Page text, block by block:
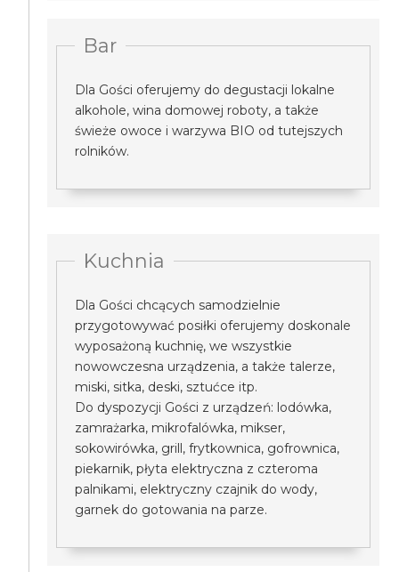
Bar
Dla Gości oferujemy do degustacji lokalne
alkohole, wina domowej roboty, a także
świeże owoce i warzywa BIO od tutejszych
rolników.
Kuchnia
Dla Gości chcących samodzielnie
przygotowywać posiłki oferujemy doskonale
wyposażoną kuchnię, we wszystkie
nowowczesna urządzenia, a także talerze,
miski, sitka, deski, sztućce itp.
Do dyspozycji Gości z urządzeń: lodówka,
zamrażarka, mikrofalówka, mikser,
sokowirówka, grill, frytkownica, gofrownica,
piekarnik, płyta elektryczna z czteroma
palnikami, elektryczny czajnik do wody,
garnek do gotowania na parze.